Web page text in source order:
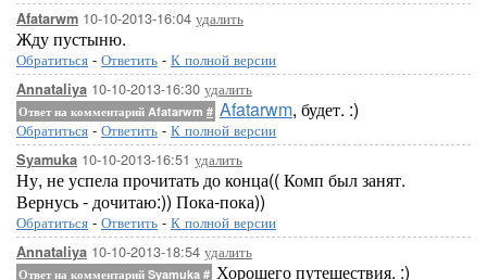
Afatarwm 10-10-2013-16:04 удалить
Жду пустыню.
Обратиться - Ответить - К полной версии
Annataliya 10-10-2013-16:30 удалить
Ответ на комментарий Afatarwm # Afatarwm, будет. :)
Обратиться - Ответить - К полной версии
Syamuka 10-10-2013-16:51 удалить
Ну, не успела прочитать до конца(( Комп был занят.
Вернусь - дочитаю:)) Пока-пока))
Обратиться - Ответить - К полной версии
Annataliya 10-10-2013-18:54 удалить
Ответ на комментарий Syamuka # Хорошего путешествия. :)